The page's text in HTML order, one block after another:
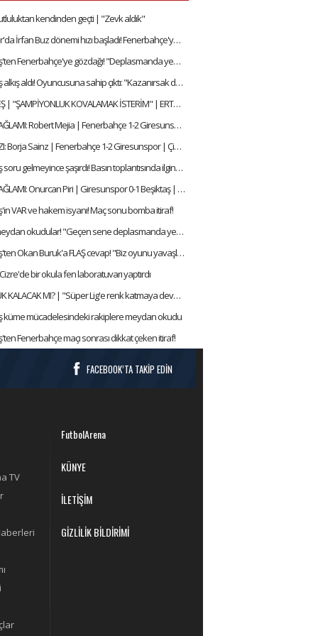
kendinden geçti | "Zevk aldık"
Giresunspor'da İrfan Buz dönemi hızı başladı! Fenerbahçe'ye meydan okudu:
Hakan Keleş'ten Fenerbahçe'ye gözdağı! "Deplasmanda yenmiştik"
Hakan Keleş alkış aldı! Oyuncusuna sahip çıktı: "Kazanırsak da kaybedersek de beraber"
HAKAN KELEŞ | "ŞAMPİYONLUK KOVALAMAK İSTERİM" | ERTAN SÜZGÜN | ÖZEL RÖPORTAJ
MAÇIN EN SAĞLAMI: Robert Mejia | Fenerbahçe 1-2 Giresunspor | Çiğdem Ceylan, Senad Ok #23
MAÇIN YILDIZI: Borja Sainz | Fenerbahçe 1-2 Giresunspor | Çiğdem Ceylan, Senad Ok #23
Hakan Keleş soru gelmeyince şaşırdı! Basın toplantısında ilginç anlar
MAÇIN EN SAĞLAMI: Onurcan Piri | Giresunspor 0-1 Beşiktaş | Çiğdem Ceylan, Ali ydın #7
VAR ve hakem isyanı! Maç sonu bomba itiraf!
Beşiktaş'a meydan okudular! "Geçen sene deplasmanda yenmiştik"
Hakan Keleş'ten Okan Buruk'a FLAŞ cevap! "Biz oyunu yavaşlatmadık"
bir okula fen laboratuvarı yaptırdı
OKAN KOCUK KALACAK MI? | "Süper Lig'e renk katmaya devam edeceğiz" | Hakan Keleş | Özel Röportaj #31
küme mücadelesindeki rakiplere meydan okudu
Fenerbahçe maçı sonrası dikkat çeken itiraf!
FACEBOOK’TA TAKİP EDİN
TV
FutbolArena
KÜNYE
İLETİŞİM
GİZLİLİK BİLDİRİMİ